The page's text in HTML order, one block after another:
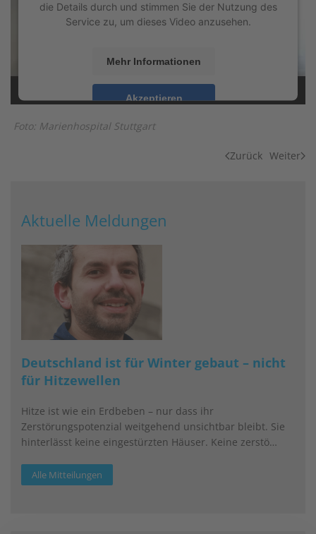
die Details durch und stimmen Sie der Nutzung des
Service zu, um dieses Video anzusehen.
Mehr Informationen
Akzeptieren
powered by Usercentrics Consent Management
Foto: Marienhospital Stuttgart
Zurück Weiter
Aktuelle Meldungen
Deutschland ist für Winter gebaut – nicht
für Hitzewellen
Hitze ist wie ein Erdbeben – nur dass ihr
Zerstörungspotenzial weitgehend unsichtbar bleibt. Sie
hinterlässt keine eingestürzten Häuser. Keine zerstö…
Alle Mitteilungen